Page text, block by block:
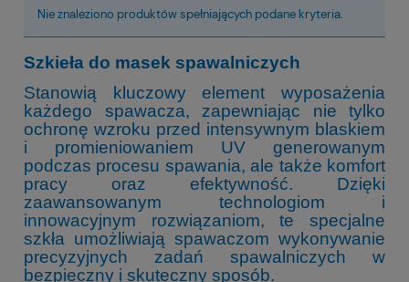
Nie znaleziono produktów spełniających podane kryteria.
Szkieła do masek spawalniczych
Stanowią kluczowy element wyposażenia
każdego spawacza, zapewniając nie tylko
ochronę wzroku przed intensywnym blaskiem
i promieniowaniem UV generowanym
podczas procesu spawania, ale także komfort
pracy oraz efektywność. Dzięki
zaawansowanym technologiom i
innowacyjnym rozwiązaniom, te specjalne
szkła umożliwiają spawaczom wykonywanie
precyzyjnych zadań spawalniczych w
bezpieczny i skuteczny sposób.